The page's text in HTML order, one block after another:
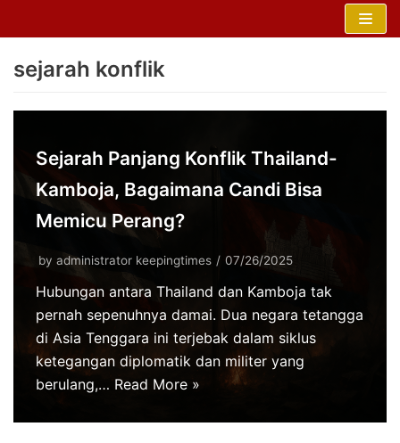
content
sejarah konflik
Sejarah Panjang Konflik Thailand-
Kamboja, Bagaimana Candi Bisa
Memicu Perang?
by administrator keepingtimes 07/26/2025
Hubungan antara Thailand dan Kamboja tak
pernah sepenuhnya damai. Dua negara tetangga
di Asia Tenggara ini terjebak dalam siklus
ketegangan diplomatik dan militer yang
berulang,… Read More »